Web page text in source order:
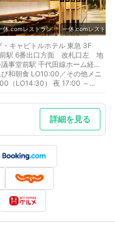
休.comレストラン 一休.comレストラ
キャピトルホテル 東急 3F
前駅 6番出口方面 改札口左 地
事堂前駅 千代田線ホーム経由6
京メトロ南北線 溜池山王駅 6
（LO14:30） 夜 17:00 ～
詳細を見る